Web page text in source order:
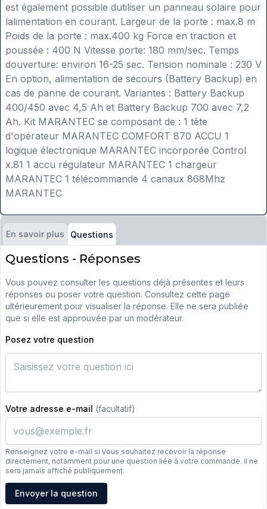
est également possible dutiliser un panneau solaire pour
lalimentation en courant. Largeur de la porte : max.8 m
Poids de la porte : max.400 kg Force en traction et
poussée : 400 N Vitesse porte: 180 mm/sec. Temps
douverture: environ 16-25 sec. Tension nominale : 230 V
En option, alimentation de secours (Battery Backup) en
cas de panne de courant. Variantes : Battery Backup
400/450 avec 4,5 Ah et Battery Backup 700 avec 7,2
Ah. Kit MARANTEC se composant de : 1 tête
d'opérateur MARANTEC COMFORT 870 ACCU 1
logique électronique MARANTEC incorporée Control
x.81 1 accu régulateur MARANTEC 1 chargeur
MARANTEC 1 télécommande 4 canaux 868Mhz
MARANTEC
En savoir plus Questions
Questions - Réponses
Vous pouvez consulter les questions déjà présentes et leurs
réponses ou poser votre question. Consultez cette page
ultérieurement pour visualiser la réponse. Elle ne sera publiée
que si elle est approuvée par un modérateur.
Posez votre question
Votre adresse e-mail (facultatif)
Renseignez votre e-mail si vous souhaitez recevoir la réponse
directement, notamment pour une question liée à votre commande. Il ne
sera jamais affiché publiquement.
Adresse e-mail
Envoyer la question